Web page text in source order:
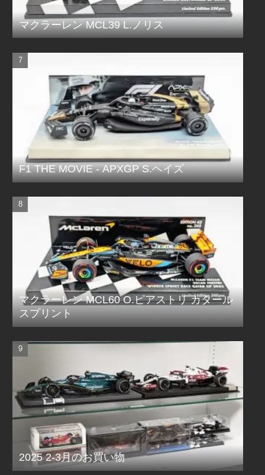
マクラーレン MCL39 L.ノリス
F1 THE MOVIE - APXGP S.ヘイズ
マクラーレン MCL60 O.ピアストリ カタール
スプリント
2025 2-3月のお買い物